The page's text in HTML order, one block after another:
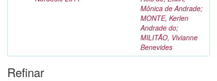
Mônica de Andrade;
MONTE, Kerlen
Andrade do;
MILITÃO, Vivianne
Benevides
Refinar